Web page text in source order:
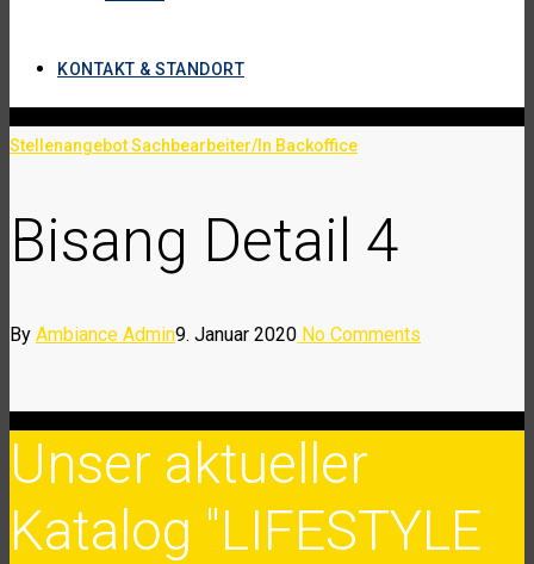
KONTAKT & STANDORT
Stellenangebot Sachbearbeiter/In Backoffice
Bisang Detail 4
By Ambiance Admin9. Januar 2020 No Comments
Unser aktueller
Katalog "LIFESTYLE